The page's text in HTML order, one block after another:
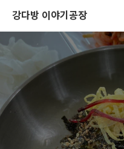
강다방 이야기공장